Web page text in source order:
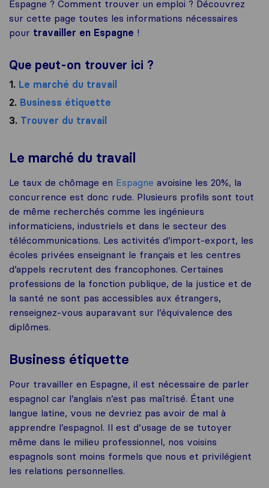
Espagne ? Comment trouver un emploi ? Découvrez
sur cette page toutes les informations nécessaires
pour travailler en Espagne !
Que peut-on trouver ici ?
1. Le marché du travail
2. Business étiquette
3. Trouver du travail
Le marché du travail
Le taux de chômage en Espagne avoisine les 20%, la
concurrence est donc rude. Plusieurs profils sont tout
de même recherchés comme les ingénieurs
informaticiens, industriels et dans le secteur des
télécommunications. Les activités d’import-export, les
écoles privées enseignant le français et les centres
d’appels recrutent des francophones. Certaines
professions de la fonction publique, de la justice et de
la santé ne sont pas accessibles aux étrangers,
renseignez-vous auparavant sur l’équivalence des
diplômes.
Business étiquette
Pour travailler en Espagne, il est nécessaire de parler
espagnol car l’anglais n’est pas maîtrisé. Étant une
langue latine, vous ne devriez pas avoir de mal à
apprendre l’espagnol. Il est d’usage de se tutoyer
même dans le milieu professionnel, nos voisins
espagnols sont moins formels que nous et privilégient
les relations personnelles.